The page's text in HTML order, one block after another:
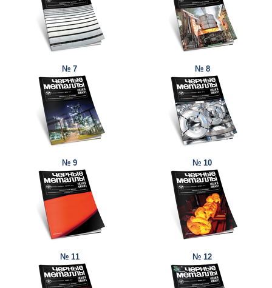
№ 7 № 8
№ 9 № 10
№ 11 № 12